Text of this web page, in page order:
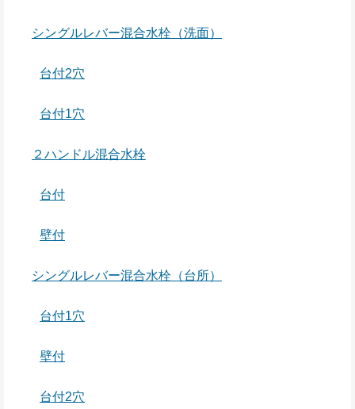
シングルレバー混合水栓（洗面）
台付2穴
台付1穴
２ハンドル混合水栓
台付
壁付
シングルレバー混合水栓（台所）
台付1穴
壁付
台付2穴